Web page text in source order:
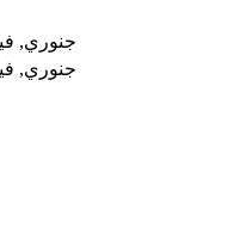
جنوري,
جنوري,